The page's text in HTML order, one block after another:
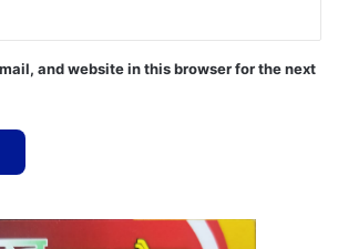
and website in this browser for the next